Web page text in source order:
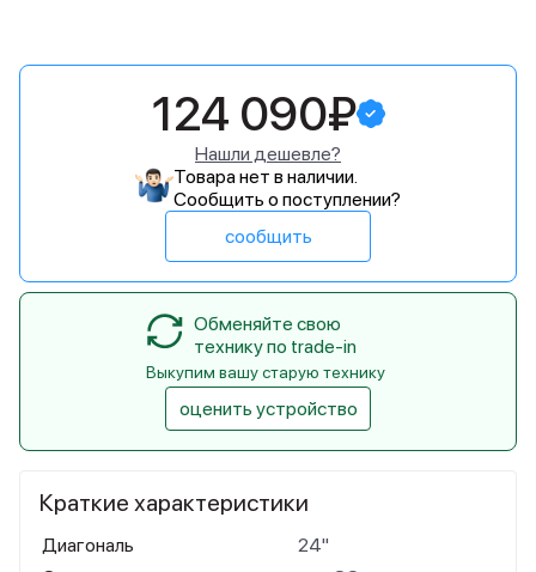
Краткие характеристики
Диагональ
24"
124 090₽
Нашли дешевле?
Товара нет в наличии.
Сообщить о поступлении?
сообщить
Обменяйте свою
технику по trade-in
Выкупим вашу старую технику
оценить устройство